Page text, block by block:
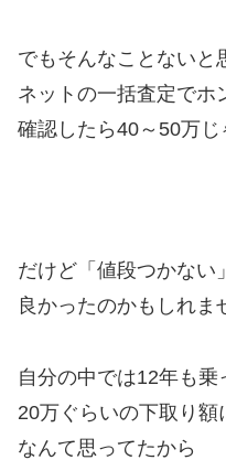
でもそんなことないと
ネットの一括査定でホ
確認したら40～50万じ
だけど「値段つかない
良かったのかもしれま
自分の中では12年も乗
20万ぐらいの下取り額
なんて思ってたから